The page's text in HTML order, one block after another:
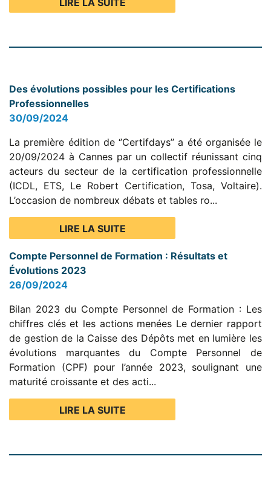
LIRE LA SUITE
Des évolutions possibles pour les Certifications
Professionnelles
30/09/2024
La première édition de ‘’Certifdays’’ a été organisée le
20/09/2024 à Cannes par un collectif réunissant cinq
acteurs du secteur de la certification professionnelle
(ICDL, ETS, Le Robert Certification, Tosa, Voltaire).
L’occasion de nombreux débats et tables ro...
LIRE LA SUITE
Compte Personnel de Formation : Résultats et
Évolutions 2023
26/09/2024
Bilan 2023 du Compte Personnel de Formation : Les
chiffres clés et les actions menées Le dernier rapport
de gestion de la Caisse des Dépôts met en lumière les
évolutions marquantes du Compte Personnel de
Formation (CPF) pour l’année 2023, soulignant une
maturité croissante et des acti...
LIRE LA SUITE